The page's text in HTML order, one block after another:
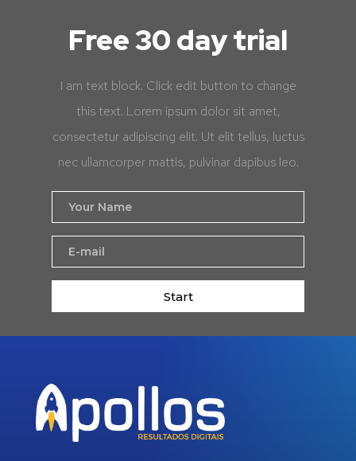
Free 30 day trial
I am text block. Click edit button to change
this text. Lorem ipsum dolor sit amet,
consectetur adipiscing elit. Ut elit tellus, luctus
nec ullamcorper mattis, pulvinar dapibus leo.
Start